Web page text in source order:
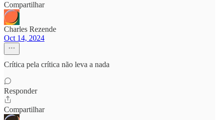
Compartilhar
Charles Rezende
Oct 14, 2024
Crítica pela crítica não leva a nada
Responder
Compartilhar